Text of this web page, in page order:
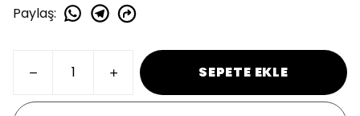
Paylaş:
SEPETE EKLE